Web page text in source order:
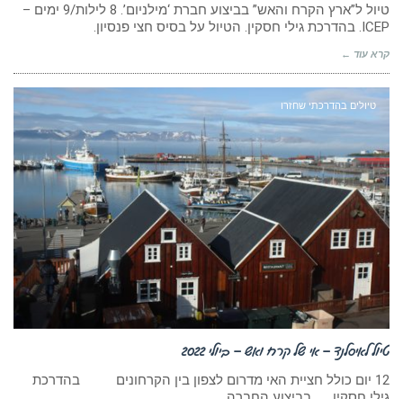
טיול ל”ארץ הקרח והאש” בביצוע חברת ‘מילניום’. 8 לילות/9 ימים –
ICEP. בהדרכת גילי חסקין. הטיול על בסיס חצי פנסיון.
קרא עוד ←
טיולים בהדרכתי שחזרו
טיול לאיסלנד – אי של קרח ואש – ביולי 2022
12 יום כולל חציית האי מדרום לצפון בין הקרחונים בהדרכת